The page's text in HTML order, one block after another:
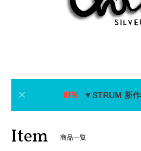
▼STRUM 新
Item 商品一覧